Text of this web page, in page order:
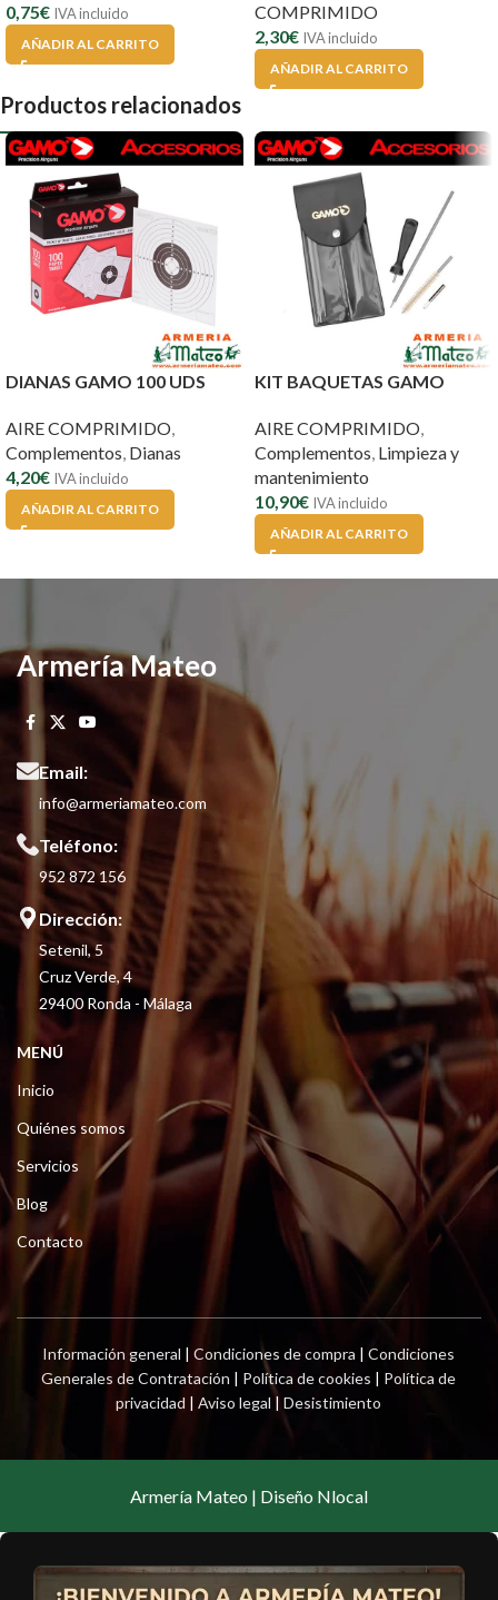
0,75€ IVA incluido
AÑADIR AL CARRITO
COMPRIMIDO
2,30€ IVA incluido
AÑADIR AL CARRITO
Productos relacionados
DIANAS GAMO 100 UDS
AIRE COMPRIMIDO,
Complementos, Dianas
4,20€ IVA incluido
AÑADIR AL CARRITO
KIT BAQUETAS GAMO
AIRE COMPRIMIDO,
Complementos, Limpieza y
mantenimiento
10,90€ IVA incluido
AÑADIR AL CARRITO
Armería Mateo
Email:
info@armeriamateo.com
Teléfono:
952 872 156
Dirección:
Setenil, 5
Cruz Verde, 4
29400 Ronda - Málaga
MENÚ
Inicio
Quiénes somos
Servicios
Blog
Contacto
Información general |Condiciones de compra |Condiciones
Generales de Contratación | Política de cookies | Política de
privacidad |Aviso legal |Desistimiento
Armería Mateo | Diseño Nlocal